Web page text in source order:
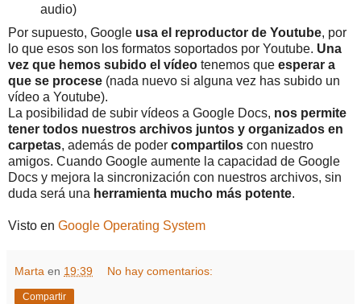
audio)
Por supuesto, Google usa el reproductor de Youtube, por
lo que esos son los formatos soportados por Youtube. Una
vez que hemos subido el vídeo tenemos que esperar a
que se procese (nada nuevo si alguna vez has subido un
vídeo a Youtube).
La posibilidad de subir vídeos a Google Docs, nos permite
tener todos nuestros archivos juntos y organizados en
carpetas, además de poder compartilos con nuestro
amigos. Cuando Google aumente la capacidad de Google
Docs y mejora la sincronización con nuestros archivos, sin
duda será una herramienta mucho más potente.
Visto en Google Operating System
Marta en 19:39 No hay comentarios:
Compartir